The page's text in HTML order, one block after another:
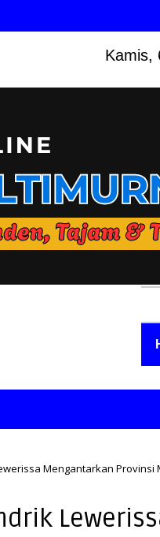
Kamis,
Mengantarkan Provinsi